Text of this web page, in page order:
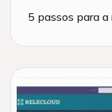
5 passos para